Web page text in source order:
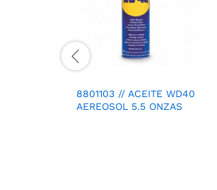
8801103 // ACEITE WD40
AEREOSOL 5.5 ONZAS